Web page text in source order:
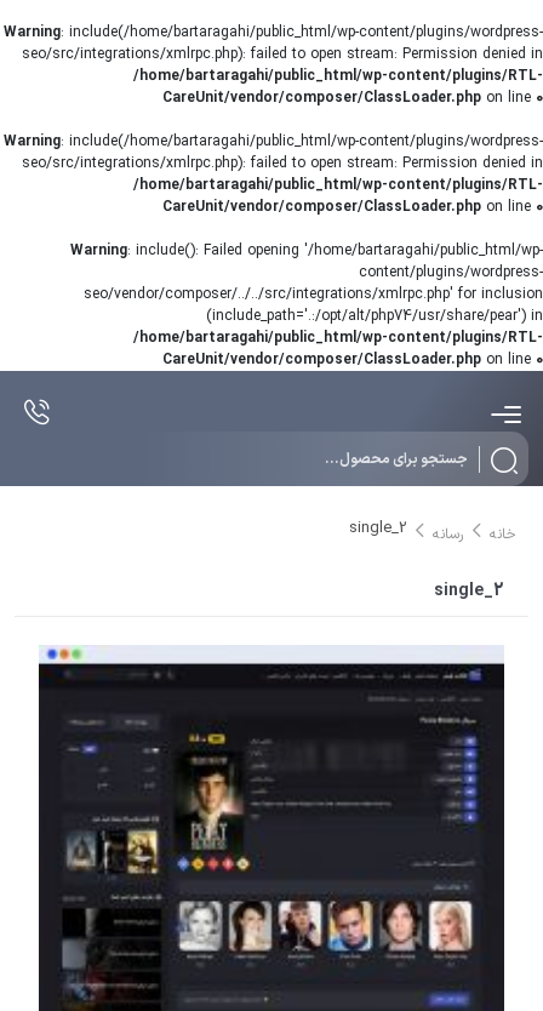
Warning: include(/home/bartaragahi/public_html/wp-content/plugins/wordpress-
seo/src/integrations/xmlrpc.php): failed to open stream: Permission denied in
/home/bartaragahi/public_html/wp-content/plugins/RTL-
CareUnit/vendor/composer/ClassLoader.php on line 0
Warning: include(/home/bartaragahi/public_html/wp-content/plugins/wordpress-
seo/src/integrations/xmlrpc.php): failed to open stream: Permission denied in
/home/bartaragahi/public_html/wp-content/plugins/RTL-
CareUnit/vendor/composer/ClassLoader.php on line 0
Warning: include(): Failed opening '/home/bartaragahi/public_html/wp-
content/plugins/wordpress-
seo/vendor/composer/../../src/integrations/xmlrpc.php' for inclusion
(include_path='.:/opt/alt/php74/usr/share/pear') in
/home/bartaragahi/public_html/wp-content/plugins/RTL-
CareUnit/vendor/composer/ClassLoader.php on line 0
خانه رسانه single_2
single_2